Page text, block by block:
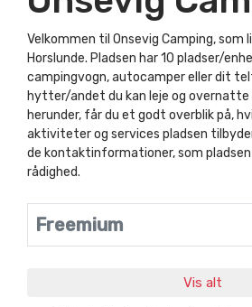
Velkommen til Onsevig Camping, som
Horslunde. Pladsen har 10 pladser/
campingvogn, autocamper eller dit
hytter/andet du kan leje og overnatte
herunder, får du et godt overblik på,
aktiviteter og services pladsen
de kontaktinformationer, som
rådighed.
Freemium
Vis alt